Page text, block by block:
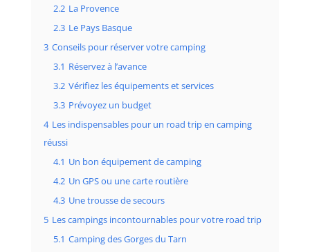
2.2 La Provence
2.3 Le Pays Basque
3 Conseils pour réserver votre camping
3.1 Réservez à l’avance
3.2 Vérifiez les équipements et services
3.3 Prévoyez un budget
4 Les indispensables pour un road trip en camping
réussi
4.1 Un bon équipement de camping
4.2 Un GPS ou une carte routière
4.3 Une trousse de secours
5 Les campings incontournables pour votre road trip
5.1 Camping des Gorges du Tarn